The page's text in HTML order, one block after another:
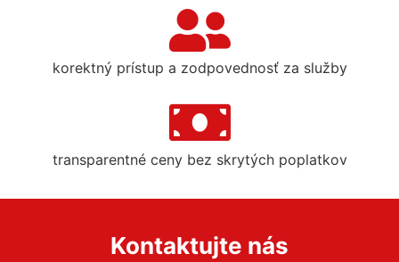
korektný prístup a zodpovednosť za služby
transparentné ceny bez skrytých poplatkov
Kontaktujte nás